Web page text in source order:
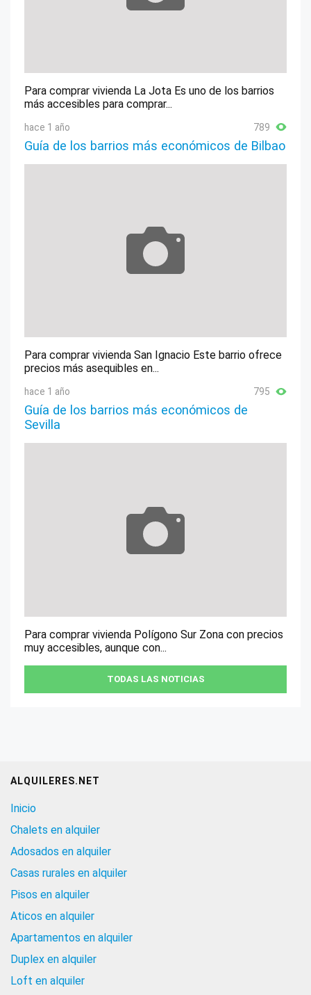
Para comprar vivienda La Jota Es uno de los barrios
más accesibles para comprar...
hace 1 año 789
Guía de los barrios más económicos de Bilbao
Para comprar vivienda San Ignacio Este barrio ofrece
precios más asequibles en...
hace 1 año 795
Guía de los barrios más económicos de
Sevilla
Para comprar vivienda Polígono Sur Zona con precios
muy accesibles, aunque con...
TODAS LAS NOTICIAS
ALQUILERES.NET
Inicio
Chalets en alquiler
Adosados en alquiler
Casas rurales en alquiler
Pisos en alquiler
Aticos en alquiler
Apartamentos en alquiler
Duplex en alquiler
Loft en alquiler